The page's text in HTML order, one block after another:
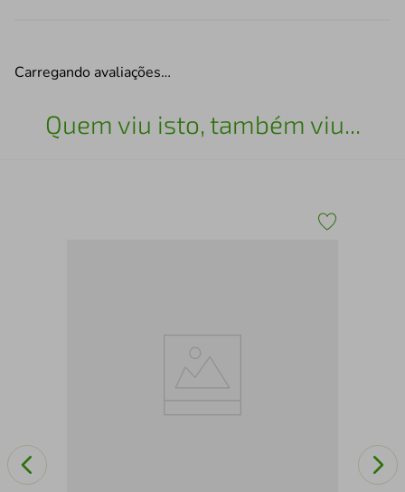
Carregando avaliações…
Quem viu isto, também viu...